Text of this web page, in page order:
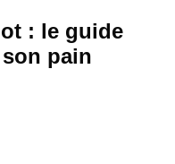
: le guide
pain